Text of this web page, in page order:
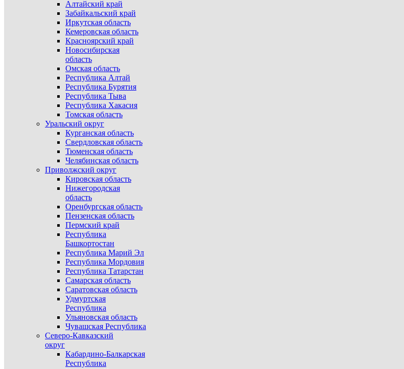
Алтайский край
Забайкальский край
Иркутская область
Кемеровская область
Красноярский край
Новосибирская
область
Омская область
Республика Алтай
Республика Бурятия
Республика Тыва
Республика Хакасия
Томская область
Уральский округ
Курганская область
Свердловская область
Тюменская область
Челябинская область
Приволжский округ
Кировская область
Нижегородская
область
Оренбургская область
Пензенская область
Пермский край
Республика
Башкортостан
Республика Марий Эл
Республика Мордовия
Республика Татарстан
Самарская область
Саратовская область
Удмуртская
Республика
Ульяновская область
Чувашская Республика
Северо-Кавказский
округ
Кабардино-Балкарская
Республика